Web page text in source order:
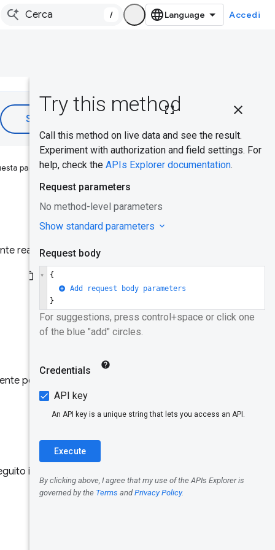
/ Accedi
Caso d'uso
comune
una chiave
Modello dei
Origine
Dimensioni
pagina è stata utile?
reale con granularità a
per un URI specifico, ad
il provisioning per